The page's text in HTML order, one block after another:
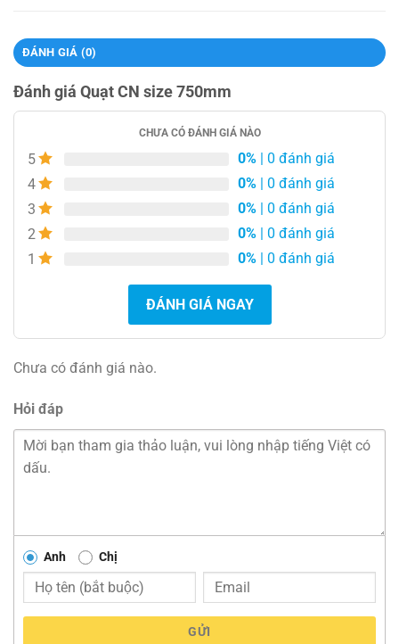
ĐÁNH GIÁ (0)
Đánh giá Quạt CN size 750mm
CHƯA CÓ ĐÁNH GIÁ NÀO
5 0% | 0 đánh giá
4
0% | 0 đánh giá
3
0% | 0 đánh giá
2
0% | 0 đánh giá
1
0% | 0 đánh giá
ĐÁNH GIÁ NGAY
Chưa có đánh giá nào.
Hỏi đáp
Anh Chị
GỬI